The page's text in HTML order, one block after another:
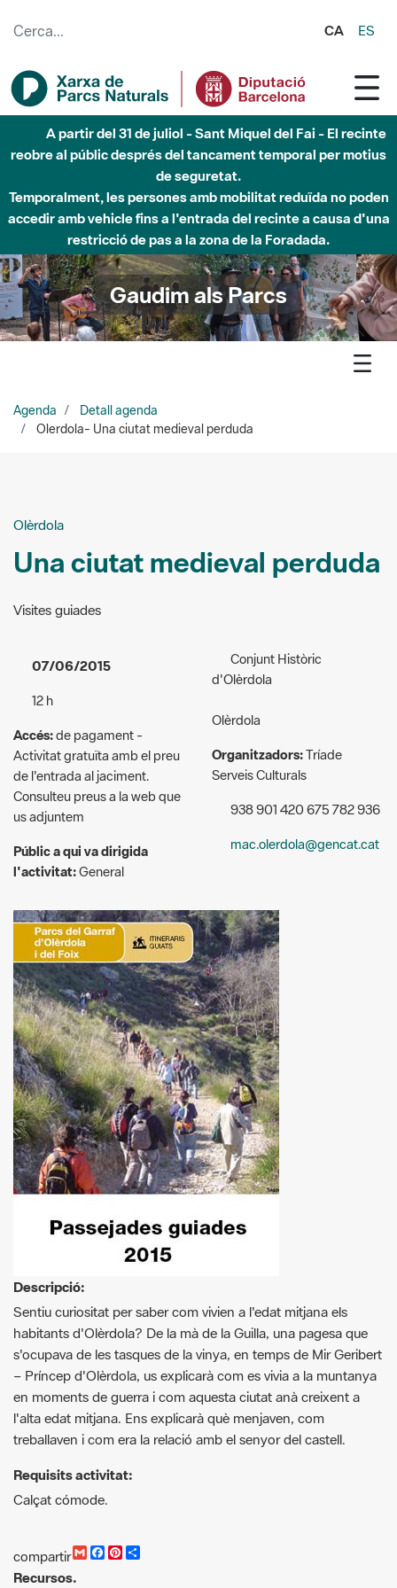
CA ES
A partir del 31 de juliol - Sant Miquel del Fai - El recinte
reobre al públic després del tancament temporal per motius
de seguretat.
Temporalment, les persones amb mobilitat reduïda no poden
accedir amb vehicle fins a l'entrada del recinte a causa d'una
restricció de pas a la zona de la Foradada.
Gaudim als Parcs
Agenda
Detall agenda
Olerdola- Una ciutat medieval perduda
Olèrdola
Una ciutat medieval perduda
Visites guiades
07/06/2015
12 h
Accés:de pagament -
Activitat gratuïta amb el preu
de l'entrada al jaciment.
Consulteu preus a la web que
us adjuntem
Públic a qui va dirigida
l'activitat:General
Conjunt Històric
d'Olèrdola
Olèrdola
Organitzadors:Tríade
Serveis Culturals
938 901 420 675 782 936
mac.olerdola@gencat.cat
Descripció:
Sentiu curiositat per saber com vivien a l'edat mitjana els
habitants d'Olèrdola? De la mà de la Guilla, una pagesa que
s'ocupava de les tasques de la vinya, en temps de Mir Geribert
– Príncep d'Olèrdola, us explicarà com es vivia a la muntanya
en moments de guerra i com aquesta ciutat anà creixent a
l'alta edat mitjana. Ens explicarà què menjaven, com
treballaven i com era la relació amb el senyor del castell.
Requisits activitat:
Calçat cómode.
compartir
G
F
P
Recursos.